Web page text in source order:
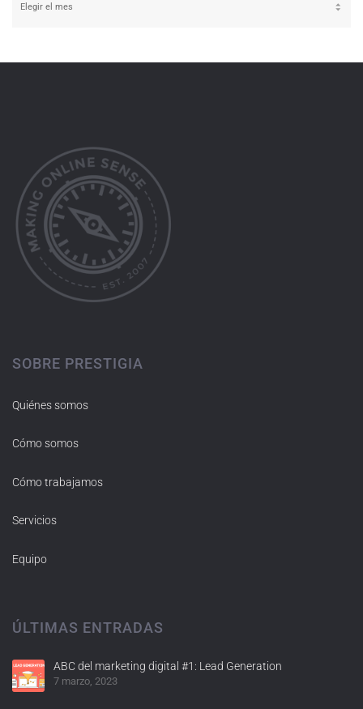
SOBRE PRESTIGIA
Quiénes somos
Cómo somos
Cómo trabajamos
Servicios
Equipo
ÚLTIMAS ENTRADAS
ABC del marketing digital #1: Lead Generation
7 marzo, 2023